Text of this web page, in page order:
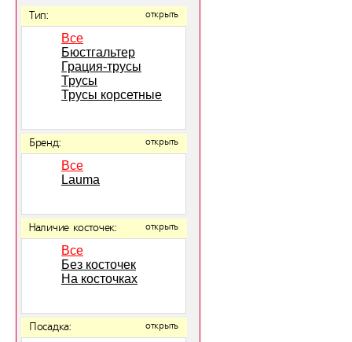
Тип: открыть
Все
Бюстгальтер
Грация-трусы
Трусы
Трусы корсетные
Бренд: открыть
Все
Lauma
Наличие косточек: открыть
Все
Без косточек
На косточках
Посадка: открыть